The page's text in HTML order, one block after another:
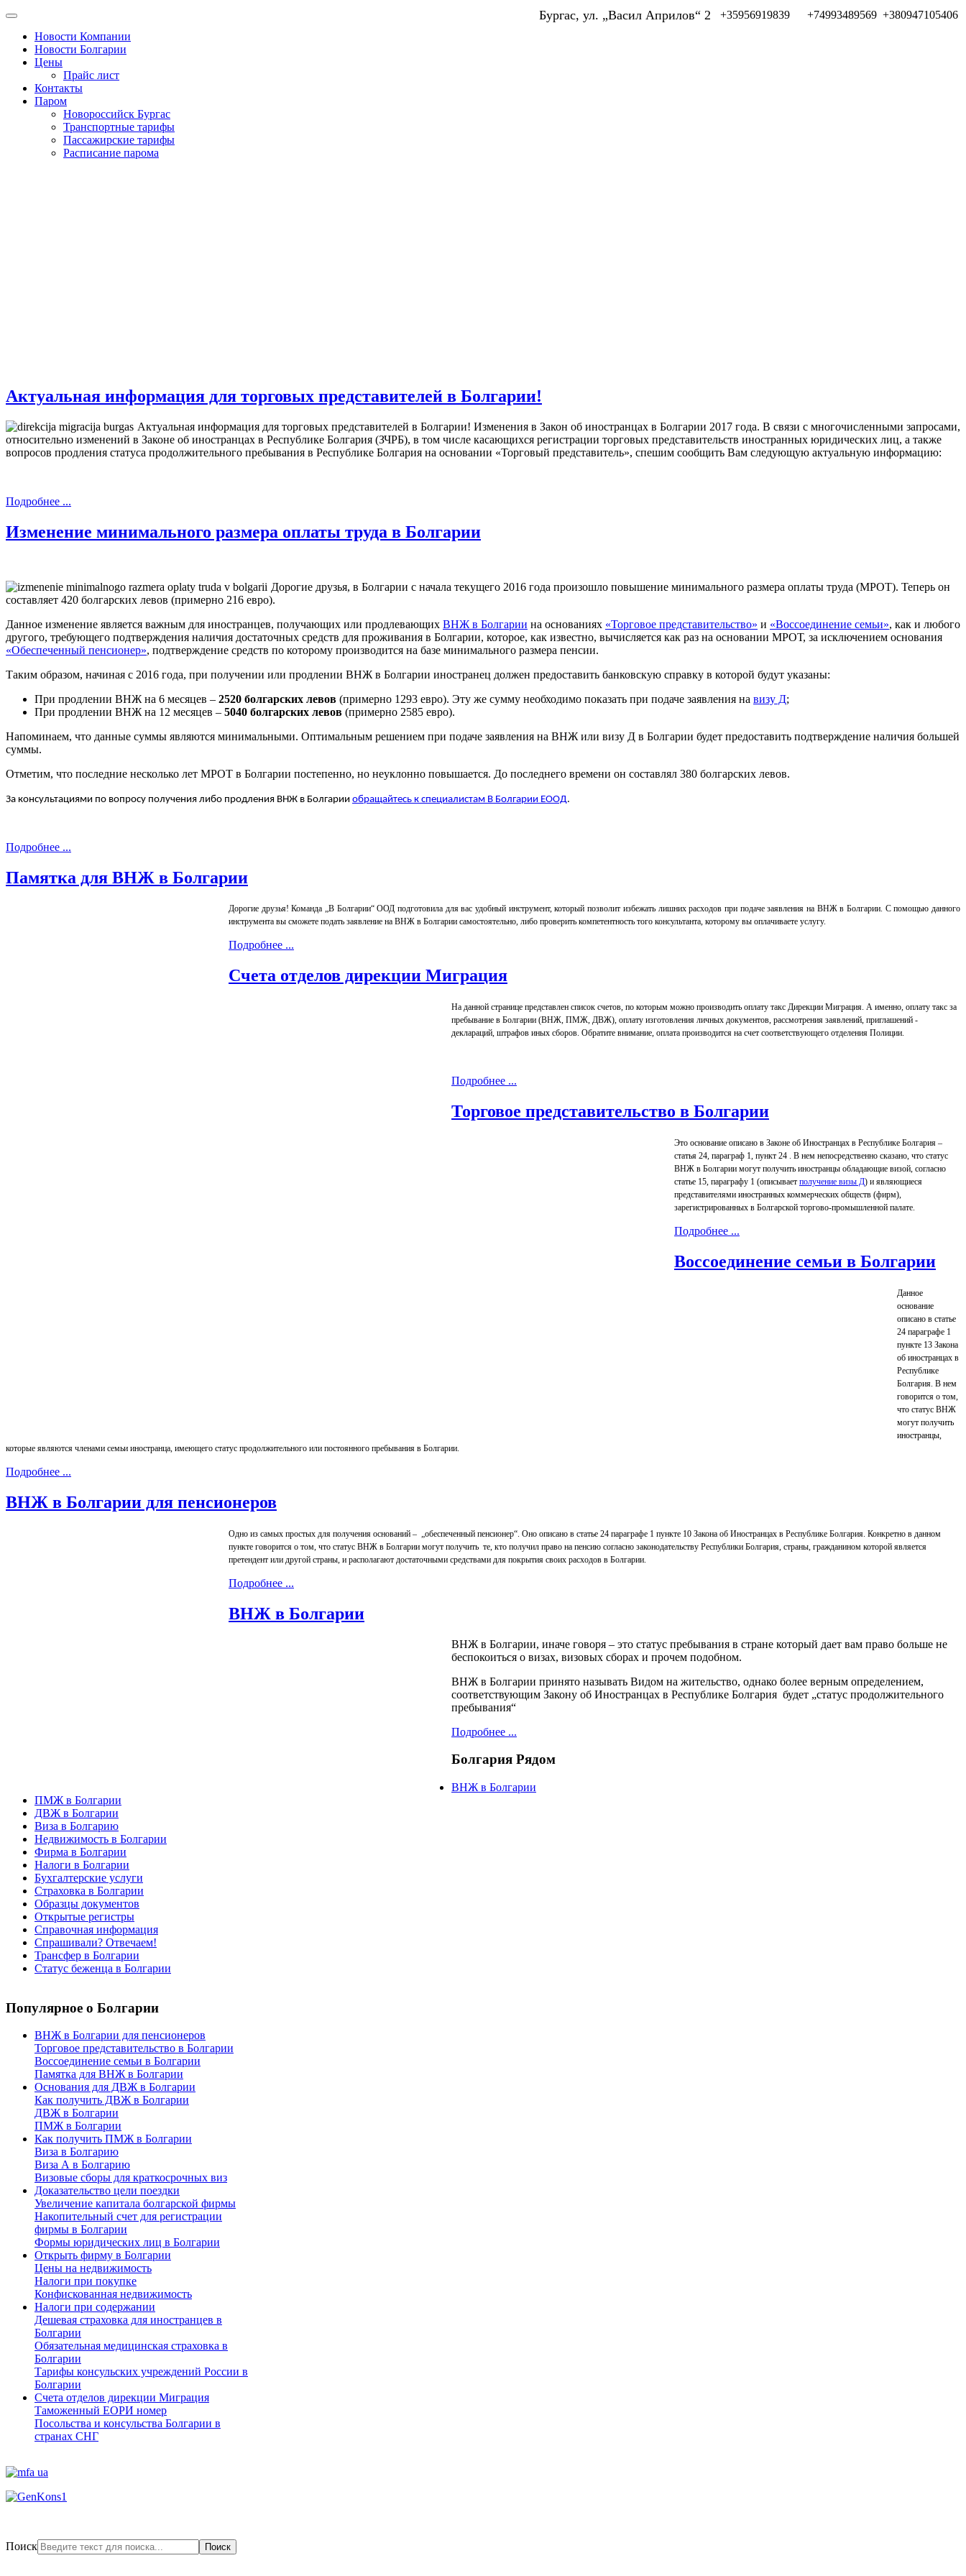
Бургас, ул. „Васил Априлов“ 2 +35956919839 +74993489569 +380947105406
Новости Компании
Новости Болгарии
Цены
Прайс лист
Контакты
Паром
Новороссийск Бургас
Транспортные тарифы
Пассажирские тарифы
Расписание парома
Актуальная информация для торговых представителей в Болгарии!
Актуальная информация для торговых представителей в Болгарии! Изменения в Закон об иностранцах в Болгарии 2017 года. В связи с многочисленными запросами,
относительно изменений в Законе об иностранцах в Республике Болгария (ЗЧРБ), в том числе касающихся регистрации торговых представительств иностранных юридических лиц, а также
вопросов продления статуса продолжительного пребывания в Республике Болгария на основании «Торговый представитель», спешим сообщить Вам следующую актуальную информацию:
Подробнее ...
Изменение минимального размера оплаты труда в Болгарии
Дорогие друзья, в Болгарии с начала текущего 2016 года произошло повышение минимального размера оплаты труда (МРОТ). Теперь он
составляет 420 болгарских левов (примерно 216 евро).
Данное изменение является важным для иностранцев, получающих или продлевающих ВНЖ в Болгарии на основаниях «Торговое представительство» и «Воссоединение семьи», как и любого
другого, требующего подтверждения наличия достаточных средств для проживания в Болгарии, которое, как известно, вычисляется как раз на основании МРОТ, за исключением основания
«Обеспеченный пенсионер», подтверждение средств по которому производится на базе минимального размера пенсии.
Таким образом, начиная с 2016 года, при получении или продлении ВНЖ в Болгарии иностранец должен предоставить банковскую справку в которой будут указаны:
При продлении ВНЖ на 6 месяцев – 2520 болгарских левов (примерно 1293 евро). Эту же сумму необходимо показать при подаче заявления на визу Д;
При продлении ВНЖ на 12 месяцев – 5040 болгарских левов (примерно 2585 евро).
Напоминаем, что данные суммы являются минимальными. Оптимальным решением при подаче заявления на ВНЖ или визу Д в Болгарии будет предоставить подтверждение наличия большей
суммы.
Отметим, что последние несколько лет МРОТ в Болгарии постепенно, но неуклонно повышается. До последнего времени он составлял 380 болгарских левов.
За консультациями по вопросу получения либо продления ВНЖ в Болгарии обращайтесь к специалистам В Болгарии ЕООД.
Подробнее ...
Памятка для ВНЖ в Болгарии
Дорогие друзья! Команда „В Болгарии“ ООД подготовила для вас удобный инструмент, который позволит избежать лишних расходов при подаче заявления на ВНЖ в Болгарии. С помощью данного
инструмента вы сможете подать заявление на ВНЖ в Болгарии самостоятельно, либо проверить компетентность того консультанта, которому вы оплачиваете услугу.
Подробнее ...
Счета отделов дирекции Миграция
На данной странице представлен список счетов, по которым можно производить оплату такс Дирекции Миграция. А именно, оплату такс за
пребывание в Болгарии (ВНЖ, ПМЖ, ДВЖ), оплату изготовления личных документов, рассмотрения заявлений, приглашений -
деклараций, штрафов иных сборов. Обратите внимание, оплата производится на счет соответствующего отделения Полиции.
Подробнее ...
Торговое представительство в Болгарии
Это основание описано в Законе об Иностранцах в Республике Болгария –
статья 24, параграф 1, пункт 24 . В нем непосредственно сказано, что статус
ВНЖ в Болгарии могут получить иностранцы обладающие визой, согласно
статье 15, параграфу 1 (описывает получение визы Д) и являющиеся
представителями иностранных коммерческих обществ (фирм),
зарегистрированных в Болгарской торгово-промышленной палате.
Подробнее ...
Воссоединение семьи в Болгарии
Данное
основание
описано в статье
24 параграфе 1
пункте 13 Закона
об иностранцах в
Республике
Болгария. В нем
говорится о том,
что статус ВНЖ
могут получить
иностранцы,
которые являются членами семьи иностранца, имеющего статус продолжительного или постоянного пребывания в Болгарии.
Подробнее ...
ВНЖ в Болгарии для пенсионеров
Одно из самых простых для получения оснований – „обеспеченный пенсионер“. Оно описано в статье 24 параграфе 1 пункте 10 Закона об Иностранцах в Республике Болгария. Конкретно в данном
пункте говорится о том, что статус ВНЖ в Болгарии могут получить те, кто получил право на пенсию согласно законодательству Республики Болгария, страны, гражданином которой является
претендент или другой страны, и располагают достаточными средствами для покрытия своих расходов в Болгарии.
Подробнее ...
ВНЖ в Болгарии
ВНЖ в Болгарии, иначе говоря – это статус пребывания в стране который дает вам право больше не
беспокоиться о визах, визовых сборах и прочем подобном.
ВНЖ в Болгарии принято называть Видом на жительство, однако более верным определением,
соответствующим Закону об Иностранцах в Республике Болгария будет „статус продолжительного
пребывания“
Подробнее ...
Болгария Рядом
ВНЖ в Болгарии
ПМЖ в Болгарии
ДВЖ в Болгарии
Виза в Болгарию
Недвижимость в Болгарии
Фирма в Болгарии
Налоги в Болгарии
Бухгалтерские услуги
Страховка в Болгарии
Образцы документов
Открытые регистры
Справочная информация
Спрашивали? Отвечаем!
Трансфер в Болгарии
Статус беженца в Болгарии
Популярное о Болгарии
ВНЖ в Болгарии для пенсионеров
Торговое представительство в Болгарии
Воссоединение семьи в Болгарии
Памятка для ВНЖ в Болгарии
Основания для ДВЖ в Болгарии
Как получить ДВЖ в Болгарии
ДВЖ в Болгарии
ПМЖ в Болгарии
Как получить ПМЖ в Болгарии
Виза в Болгарию
Виза А в Болгарию
Визовые сборы для краткосрочных виз
Доказательство цели поездки
Увеличение капитала болгарской фирмы
Накопительный счет для регистрации
фирмы в Болгарии
Формы юридических лиц в Болгарии
Открыть фирму в Болгарии
Цены на недвижимость
Налоги при покупке
Конфискованная недвижимость
Налоги при содержании
Дешевая страховка для иностранцев в
Болгарии
Обязательная медицинская страховка в
Болгарии
Тарифы консульских учреждений России в
Болгарии
Счета отделов дирекции Миграция
Таможенный ЕОРИ номер
Посольства и консульства Болгарии в
странах СНГ
Поиск Поиск